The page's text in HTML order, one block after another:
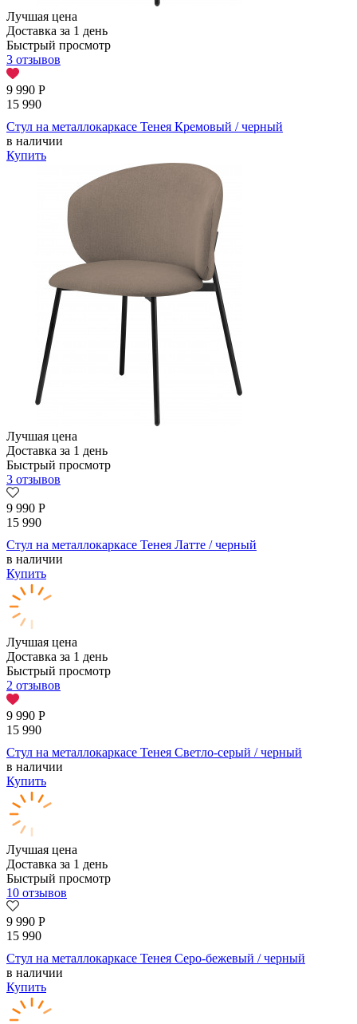
Лучшая цена
Доставка за 1 день
Быстрый просмотр
3 отзывов
9 990 Р
15 990
Стул на металлокаркасе Тенея Кремовый / черный
в наличии
Купить
Лучшая цена
Доставка за 1 день
Быстрый просмотр
3 отзывов
9 990 Р
15 990
Стул на металлокаркасе Тенея Латте / черный
в наличии
Купить
Лучшая цена
Доставка за 1 день
Быстрый просмотр
2 отзывов
9 990 Р
15 990
Стул на металлокаркасе Тенея Светло-серый / черный
в наличии
Купить
Лучшая цена
Доставка за 1 день
Быстрый просмотр
10 отзывов
9 990 Р
15 990
Стул на металлокаркасе Тенея Серо-бежевый / черный
в наличии
Купить